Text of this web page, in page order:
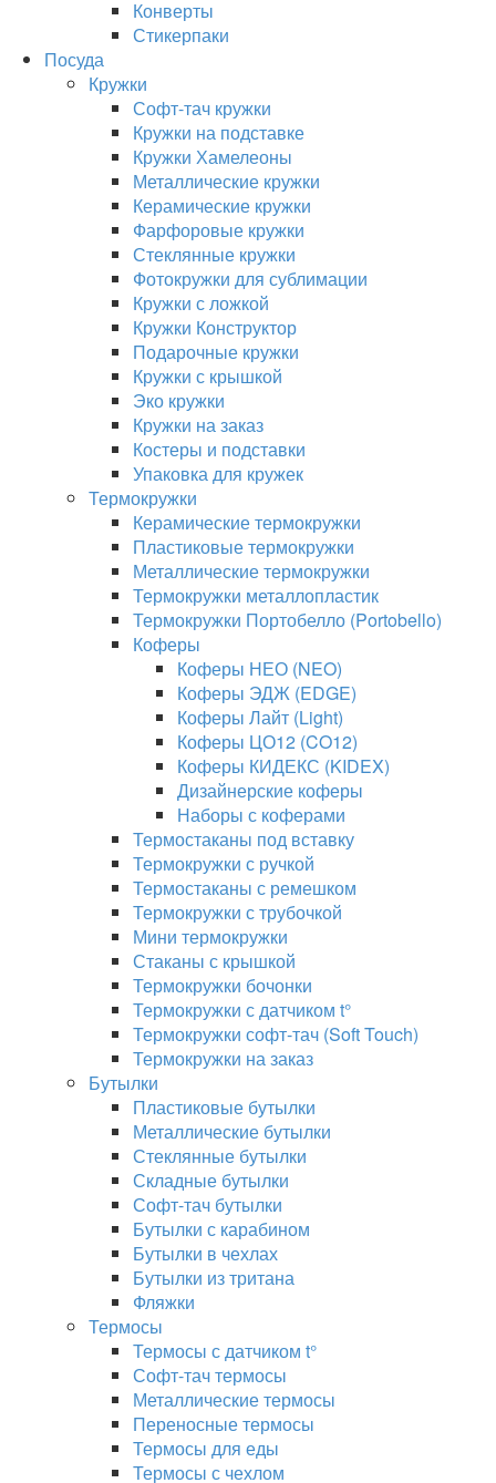
Конверты
Стикерпаки
Посуда
Кружки
Софт-тач кружки
Кружки на подставке
Кружки Хамелеоны
Металлические кружки
Керамические кружки
Фарфоровые кружки
Стеклянные кружки
Фотокружки для сублимации
Кружки с ложкой
Кружки Конструктор
Подарочные кружки
Кружки с крышкой
Эко кружки
Кружки на заказ
Костеры и подставки
Упаковка для кружек
Термокружки
Керамические термокружки
Пластиковые термокружки
Металлические термокружки
Термокружки металлопластик
Термокружки Портобелло (Portobello)
Коферы
Коферы НЕО (NEO)
Коферы ЭДЖ (EDGE)
Коферы Лайт (Light)
Коферы ЦО12 (CO12)
Коферы КИДЕКС (KIDEX)
Дизайнерские коферы
Наборы с коферами
Термостаканы под вставку
Термокружки с ручкой
Термостаканы с ремешком
Термокружки с трубочкой
Мини термокружки
Стаканы с крышкой
Термокружки бочонки
Термокружки с датчиком t°
Термокружки софт-тач (Soft Touch)
Термокружки на заказ
Бутылки
Пластиковые бутылки
Металлические бутылки
Стеклянные бутылки
Складные бутылки
Софт-тач бутылки
Бутылки с карабином
Бутылки в чехлах
Бутылки из тритана
Фляжки
Термосы
Термосы с датчиком t°
Софт-тач термосы
Металлические термосы
Переносные термосы
Термосы для еды
Термосы с чехлом